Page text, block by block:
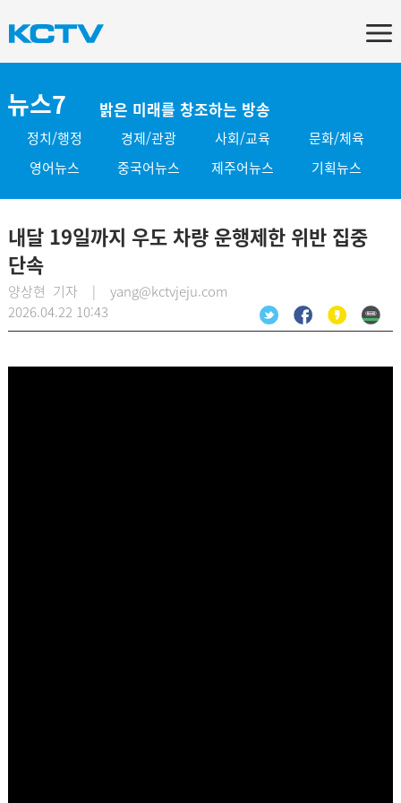
뉴스7 밝은 미래를 창조하는 방송
정치/행정 경제/관광 사회/교육
문화/체육
영어뉴스
중국어뉴스 제주어뉴스 기획뉴스
내달 19일까지 우도 차량 운행제한 위반 집중
단속
양상현 기자 | yang@kctvjeju.com
2026.04.22 10:43